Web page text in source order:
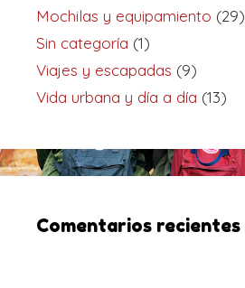
Mochilas y equipamiento (29)
Sin categoría (1)
Viajes y escapadas (9)
Vida urbana y día a día (13)
Comentarios recientes